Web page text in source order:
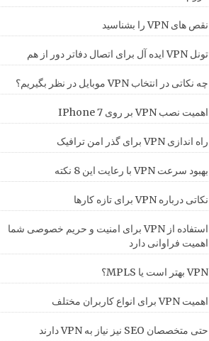
نقص های VPN را بشناسید
تونل VPN ایده آل برای اتصال دفاتر دور از هم
چه نکاتی در انتخاب VPN موبایل در نظر بگیریم؟
اهمیت نصب VPN بر روی IPhone 7
راه اندازی VPN برای گذر امن ترافیک
بهبود سرعت VPN با رعایت این 8 نکته
نکاتی درباره VPN برای تازه کارها
استفاده از VPN برای امنیت و حریم خصوصی شما
اهمیت فراوانی دارد
VPN بهتر است یا MPLS؟
اهمیت VPN برای انواع کاربران مختلف
حتی متخصصان SEO نیز نیاز به VPN دارند